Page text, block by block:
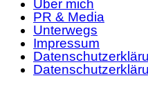
Über mich
PR & Media
Unterwegs
Impressum